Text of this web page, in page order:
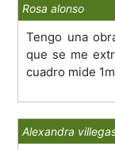
Rosa alonso
Tengo una
que se me
cuadro mide
Alexandra